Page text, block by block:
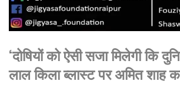
‘दोषियों को ऐसी सजा मिलेगी कि
लाल किला ब्लास्ट पर अमित शाह